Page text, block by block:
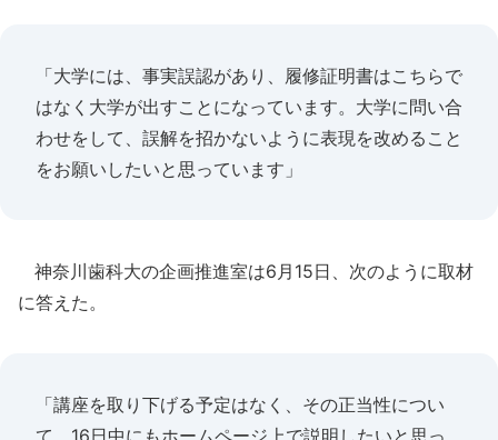
「大学には、事実誤認があり、履修証明書はこちらで
はなく大学が出すことになっています。大学に問い合
わせをして、誤解を招かないように表現を改めること
をお願いしたいと思っています」
神奈川歯科大の企画推進室は6月15日、次のように取材
に答えた。
「講座を取り下げる予定はなく、その正当性につい
て、16日中にもホームページ上で説明したいと思っ